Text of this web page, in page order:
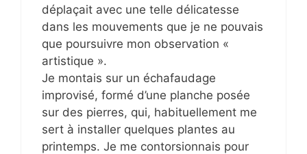
déplaçait avec une telle délicatesse
dans les mouvements que je ne pouvais
que poursuivre mon observation «
artistique ».
Je montais sur un échafaudage
improvisé, formé d’une planche posée
sur des pierres, qui, habituellement me
sert à installer quelques plantes au
printemps. Je me contorsionnais pour